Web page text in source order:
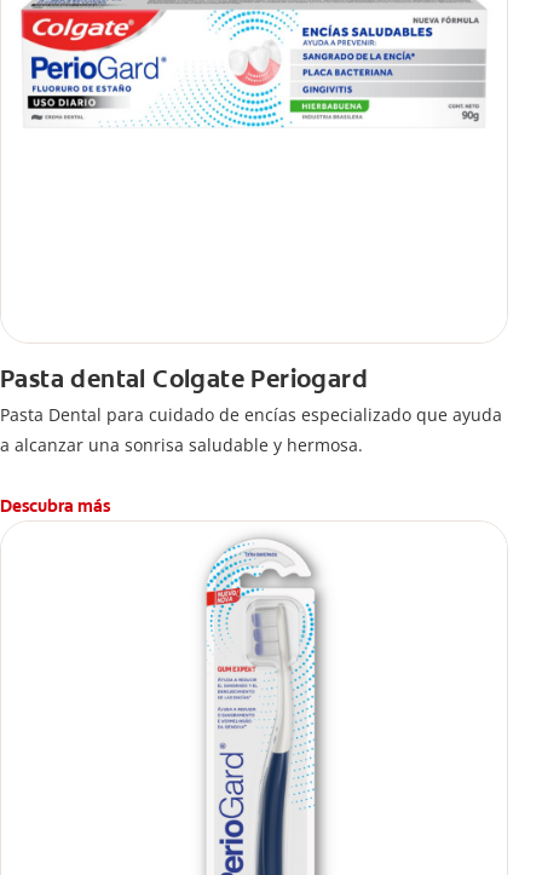
Pasta dental Colgate Periogard
Pasta Dental para cuidado de encías especializado que ayuda
a alcanzar una sonrisa saludable y hermosa.
Descubra más